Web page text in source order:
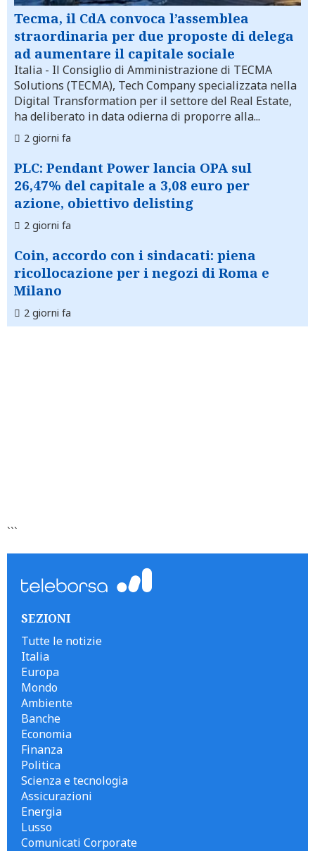
Tecma, il CdA convoca l’assemblea
straordinaria per due proposte di delega
ad aumentare il capitale sociale
Italia - Il Consiglio di Amministrazione di TECMA
Solutions (TECMA), Tech Company specializzata nella
Digital Transformation per il settore del Real Estate,
ha deliberato in data odierna di proporre alla...
2 giorni fa
PLC: Pendant Power lancia OPA sul
26,47% del capitale a 3,08 euro per
azione, obiettivo delisting
2 giorni fa
Coin, accordo con i sindacati: piena
ricollocazione per i negozi di Roma e
Milano
2 giorni fa
```
SEZIONI
Tutte le notizie
Italia
Europa
Mondo
Ambiente
Banche
Economia
Finanza
Politica
Scienza e tecnologia
Assicurazioni
Energia
Lusso
Comunicati Corporate